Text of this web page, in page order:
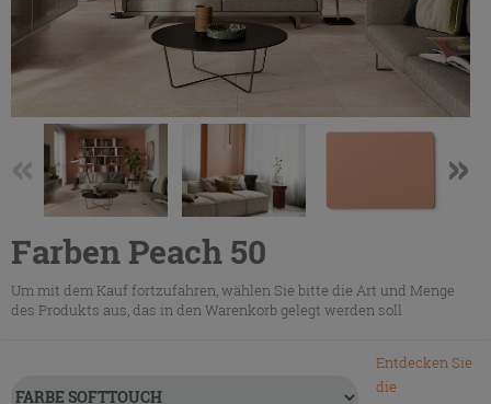
Farben Peach 50
Um mit dem Kauf fortzufahren, wählen Sie bitte die Art und Menge
des Produkts aus, das in den Warenkorb gelegt werden soll
Entdecken Sie
die